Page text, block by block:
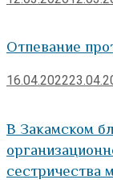
Отпевание
16.04.2022
В Закамском
сестричества